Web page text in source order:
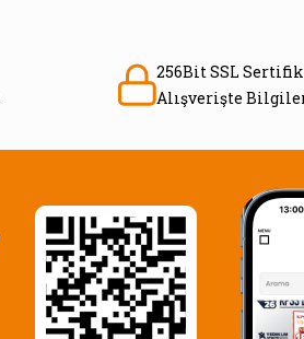
256Bit SSL
Alışverişte